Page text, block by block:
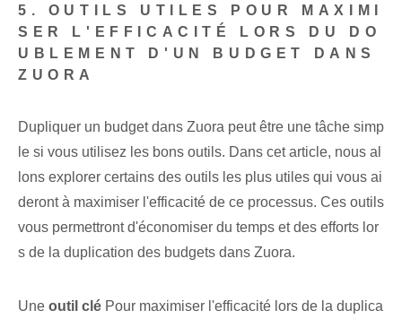
5.‌ OUTILS UTILES POUR MAXIMI
SER L'EFFICACITÉ LORS DU DO
UBLEMENT D'UN BUDGET DANS
ZUORA
Dupliquer un budget dans Zuora peut être une tâche simp
le si vous utilisez les bons outils. Dans cet article, nous al
lons explorer certains des outils les plus utiles qui vous ai
deront à maximiser l'efficacité de ce processus. Ces outils
vous permettront d'économiser du temps et des efforts lor
s de la duplication des budgets dans Zuora.
Une outil clé Pour maximiser l'efficacité lors de la duplica